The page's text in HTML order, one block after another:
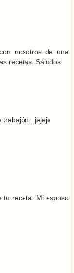
nosotros de una
recetas. Saludos.
trabajón...jejeje
tu receta. Mi esposo